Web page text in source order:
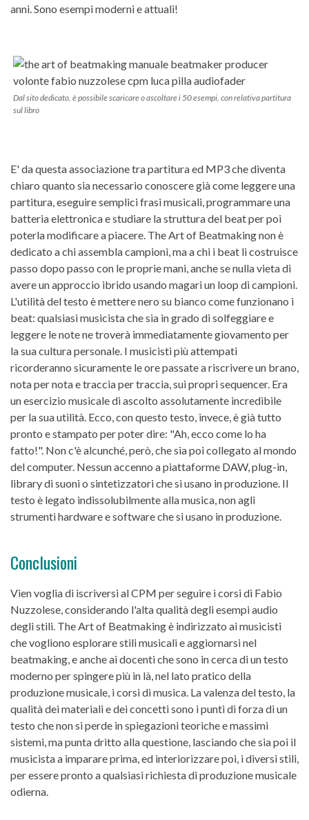
anni. Sono esempi moderni e attuali!
Dal sito dedicato, è possibile scaricare o ascoltare i 50 esempi, con relativa partitura
sul libro
E' da questa associazione tra partitura ed MP3 che diventa
chiaro quanto sia necessario conoscere già come leggere una
partitura, eseguire semplici frasi musicali, programmare una
batteria elettronica e studiare la struttura del beat per poi
poterla modificare a piacere. The Art of Beatmaking non è
dedicato a chi assembla campioni, ma a chi i beat li costruisce
passo dopo passo con le proprie mani, anche se nulla vieta di
avere un approccio ibrido usando magari un loop di campioni.
L'utilità del testo è mettere nero su bianco come funzionano i
beat: qualsiasi musicista che sia in grado di solfeggiare e
leggere le note ne troverà immediatamente giovamento per
la sua cultura personale. I musicisti più attempati
ricorderanno sicuramente le ore passate a riscrivere un brano,
nota per nota e traccia per traccia, sui propri sequencer. Era
un esercizio musicale di ascolto assolutamente incredibile
per la sua utilità. Ecco, con questo testo, invece, è già tutto
pronto e stampato per poter dire: "Ah, ecco come lo ha
fatto!". Non c'è alcunché, però, che sia poi collegato al mondo
del computer. Nessun accenno a piattaforme DAW, plug-in,
library di suoni o sintetizzatori che si usano in produzione. Il
testo è legato indissolubilmente alla musica, non agli
strumenti hardware e software che si usano in produzione.
Conclusioni
Vien voglia di iscriversi al CPM per seguire i corsi di Fabio
Nuzzolese, considerando l'alta qualità degli esempi audio
degli stili. The Art of Beatmaking è indirizzato ai musicisti
che vogliono esplorare stili musicali e aggiornarsi nel
beatmaking, e anche ai docenti che sono in cerca di un testo
moderno per spingere più in là, nel lato pratico della
produzione musicale, i corsi di musica. La valenza del testo, la
qualità dei materiali e dei concetti sono i punti di forza di un
testo che non si perde in spiegazioni teoriche e massimi
sistemi, ma punta dritto alla questione, lasciando che sia poi il
musicista a imparare prima, ed interiorizzare poi, i diversi stili,
per essere pronto a qualsiasi richiesta di produzione musicale
odierna.